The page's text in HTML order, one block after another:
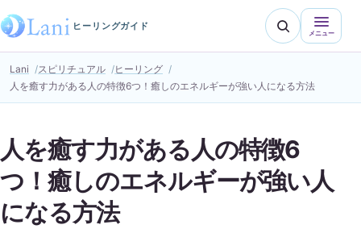
ヒーリングガイド
メニュー
Lani スピリチュアル
ヒーリング
人を癒す力がある人の特徴6つ！癒しのエネルギーが強い人になる方法
人を癒す力がある人の特徴6
つ！癒しのエネルギーが強い人
になる方法